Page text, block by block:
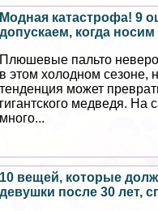
Модная катастрофа! 9
допускаем, когда
Плюшевые пальто
в этом холодном сезоне,
тенденция может
гигантского медведя. На
много...
10 вещей, которые
дeвyшки после 30 лет,